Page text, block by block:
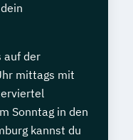
auf der
mittags mit
Sonntag in den
kannst du